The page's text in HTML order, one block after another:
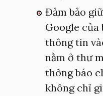
Đảm bảo
Google của
thông tin
nằm ở thư
thông báo
không chỉ